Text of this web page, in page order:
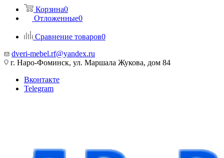
Корзина0
Отложенные0
Сравнение товаров0
dveri-mebel.rf@yandex.ru
г. Наро-Фоминск, ул. Маршала Жукова, дом 84
Вконтакте
Telegram